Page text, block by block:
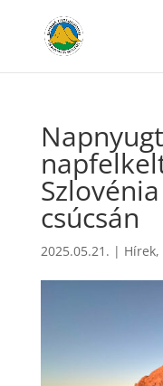
csúcsán
2025.05.21. | Hírek,